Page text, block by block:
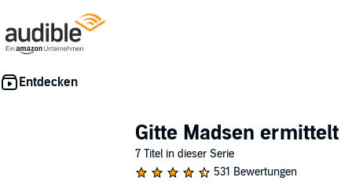
Gitte Madsen ermittelt
7 Titel in dieser Serie
531 Bewertungen